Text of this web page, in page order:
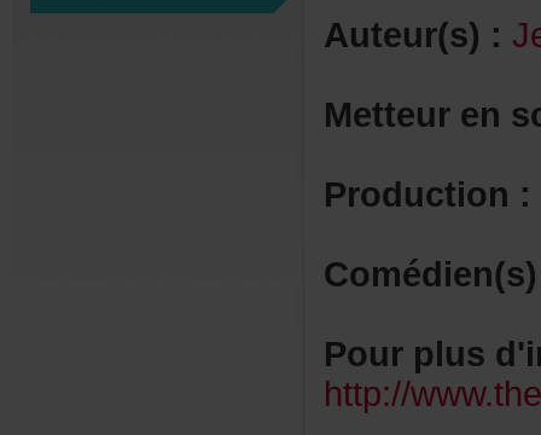
Auteur(s):
Production:
http://